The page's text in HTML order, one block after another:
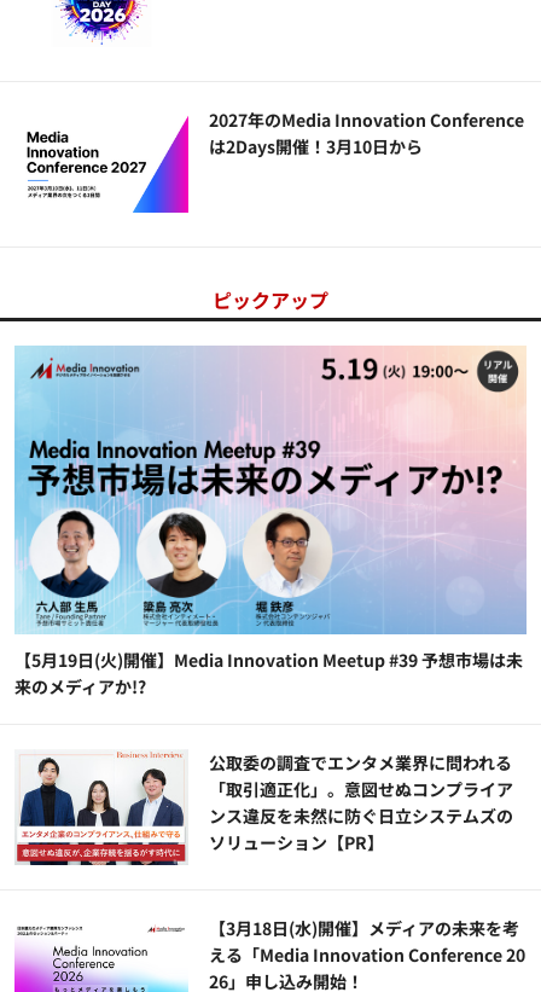
2027年のMedia Innovation Conference
は2Days開催！3月10日から
ピックアップ
【5月19日(火)開催】Media Innovation Meetup #39 予想市場は未
来のメディアか!?
公​​取委の調査でエンタメ業界に問われる
「取引適正化」。意図せぬコンプライア
ンス違反を未然に防ぐ日立システムズの
ソリューション​【PR】
【3月18日(水)開催】メディアの未来を考
える「Media Innovation Conference 20
26」申し込み開始！